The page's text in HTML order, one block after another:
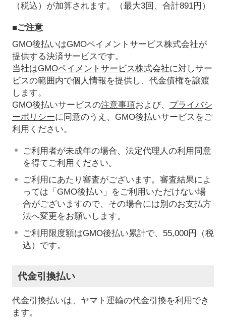
（税込）が加算されます。（最大3回、合計891円）
■ご注意
GMO後払いはGMOペイメントサービス株式会社が
提供する決済サービスです。
当社はGMOペイメントサービス株式会社に対しサー
ビスの範囲内で個人情報を提供し、代金債権を譲渡
します。
GMO後払いサービスの注意事項および、 プライバシ
ーポリシーに同意のうえ、GMO後払いサービスをご
利用ください。
ご利用者が未成年の場合、法定代理人の利用同意
を得てご利用ください。
ご利用にあたり審査がございます。審査結果によ
っては「GMO後払い」をご利用いただけない場
合がございますので、その場合には別のお支払方
法へ変更をお願いします。
ご利用限度額はGMO後払い累計で、55,000円（税
込）です。
代金引換払い
代金引換払いは、ヤマト運輸の代金引換を利用でき
ます。